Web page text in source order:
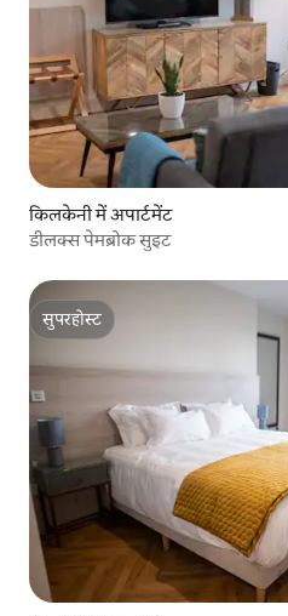
किलकेनी में अपार्टमेंट
डीलक्स पेमब्रोक सुइट
सुपरहोस्ट
सुपरहोस्ट